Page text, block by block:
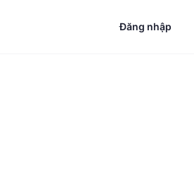
Đăng nhập